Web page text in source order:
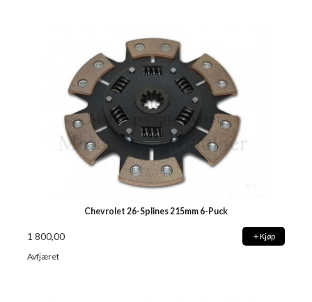
Chevrolet 26-Splines 215mm 6-Puck
1 800,00 Kjøp
Avfjæret